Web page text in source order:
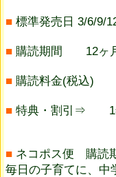
■ 標準発売日 3/6/9/
■ 購読期間 12ヶ
■ 購読料金(税込)
■ 特典・割引⇒ 1
■ ネコポス便 購読
毎日の子育てに、中